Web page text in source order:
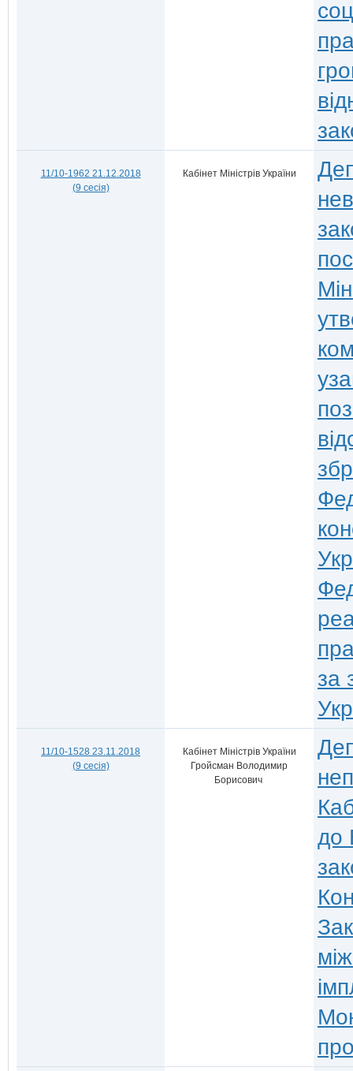
11/10-1962 21.12.2018
(9 сесія)
Кабінет Міністрів України
за
11/10-1528 23.11.2018
(9 сесія)
Кабінет Міністрів України
Гройсман Володимир
Борисович
до